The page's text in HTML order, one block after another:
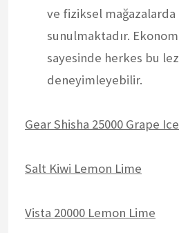
ve fiziksel
sunulmaktadır.
sayesinde herkes bu
deneyimleyebilir.
Gear Shisha 25000 Grape Ice
Salt Kiwi Lemon Lime
Vista 20000 Lemon Lime